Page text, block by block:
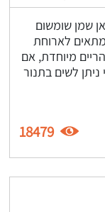
שמן שומשום
לארוחת
מיוחדת, אם
לשים בתנור
18479